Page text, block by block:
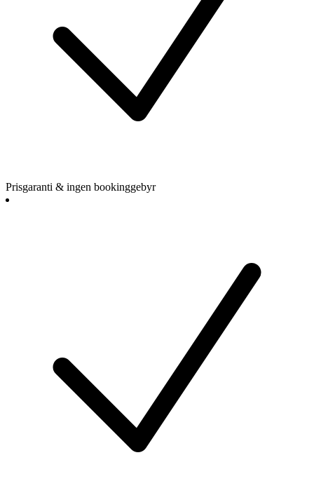
Prisgaranti & ingen bookinggebyr